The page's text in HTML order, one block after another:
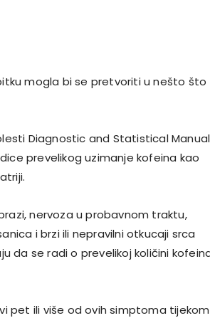
mogla bi se pretvoriti u nešto što
Diagnostic and Statistical
prevelikog uzimanje kofeina kao
nervoza u probavnom traktu,
i brzi ili nepravilni otkucaji srca
da se radi o prevelikoj količini
pet ili više od ovih simptoma